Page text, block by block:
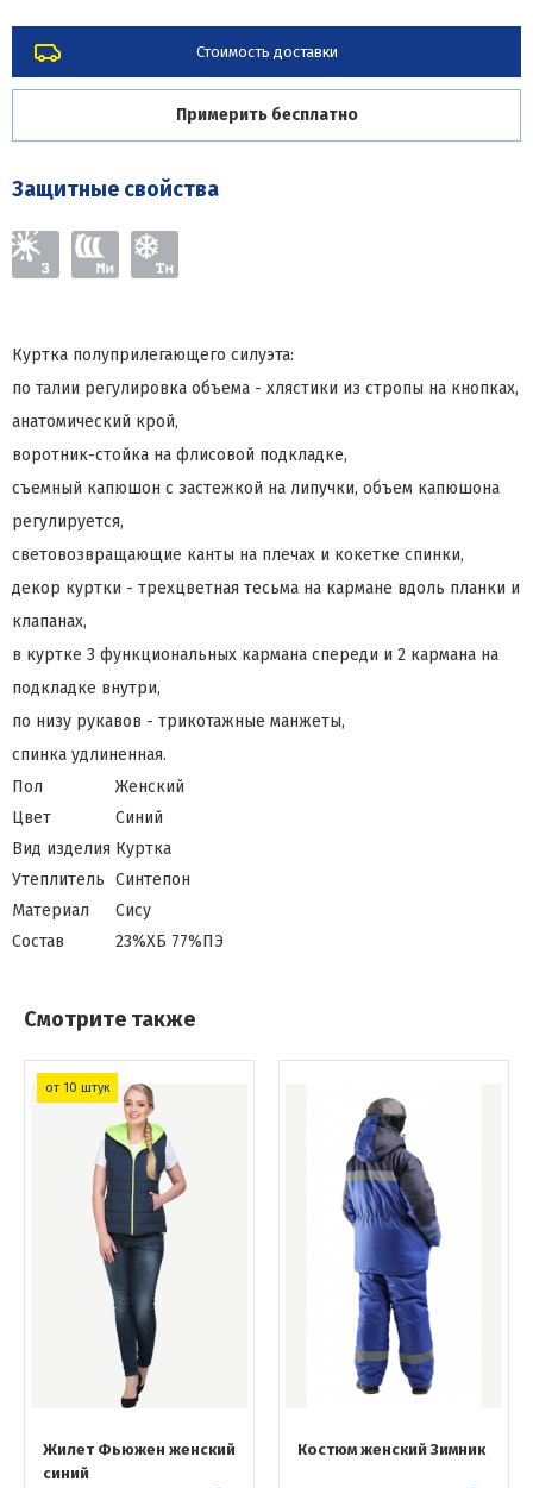
Стоимость доставки
Примерить бесплатно
Защитные свойства
Куртка полуприлегающего силуэта:
по талии регулировка объема - хлястики из стропы на кнопках,
анатомический крой,
воротник-стойка на флисовой подкладке,
съемный капюшон с застежкой на липучки, объем капюшона
регулируется,
световозвращающие канты на плечах и кокетке спинки,
декор куртки - трехцветная тесьма на кармане вдоль планки и
клапанах,
в куртке 3 функциональных кармана спереди и 2 кармана на
подкладке внутри,
по низу рукавов - трикотажные манжеты,
спинка удлиненная.
Пол
Женский
Цвет
Синий
Вид изделия Куртка
Утеплитель Синтепон
Материал
Сису
Состав
23%ХБ 77%ПЭ
Смотрите также
от 10 штук
Жилет Фьюжен женский
синий
Костюм женский Зимник